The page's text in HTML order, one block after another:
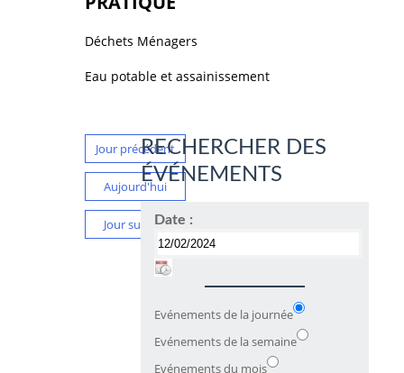
Déchets Ménagers
Eau potable et assainissement
Jour précédent
Aujourd'hui
Jour suivant
RECHERCHER DES
ÉVÉNEMENTS
Date :
Evénements de la journée
Evénements de la semaine
Evénements du mois